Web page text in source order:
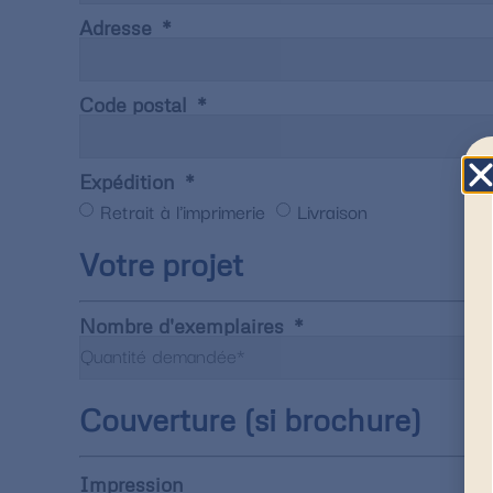
Adresse
Code postal
Expédition
Retrait à l'imprimerie Livraison
Votre projet
Nombre d'exemplaires
Couverture (si brochure)
Impression